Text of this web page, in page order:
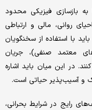
بازسازی فیزیکی محدود
روانی، مالی و ارتباطی
با استفاده از سخنگویان
معتمد صنفی)، جریان
در این میان باید اشاره
و آسیب‌پذیر حیاتی است.
رایج در شرایط بحرانی،